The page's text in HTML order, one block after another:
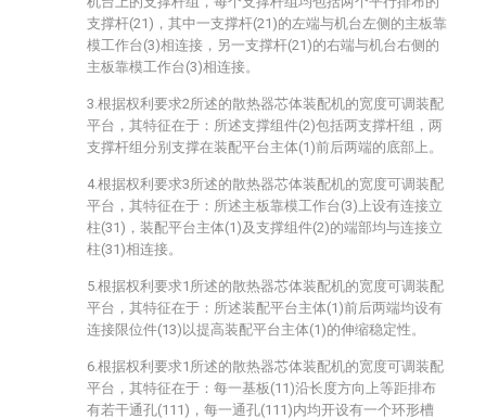
支撑杆(21)，其中一支撑杆(21)的左端与机台左侧的主板靠
模工作台(3)相连接，另一支撑杆(21)的右端与机台右侧的
主板靠模工作台(3)相连接。
3.根据权利要求2所述的散热器芯体装配机的宽度可调装配
平台，其特征在于：所述支撑组件(2)包括两支撑杆组，两
支撑杆组分别支撑在装配平台主体(1)前后两端的底部上。
4.根据权利要求3所述的散热器芯体装配机的宽度可调装配
平台，其特征在于：所述主板靠模工作台(3)上设有连接立
柱(31)，装配平台主体(1)及支撑组件(2)的端部均与连接立
柱(31)相连接。
5.根据权利要求1所述的散热器芯体装配机的宽度可调装配
平台，其特征在于：所述装配平台主体(1)前后两端均设有
连接限位件(13)以提高装配平台主体(1)的伸缩稳定性。
6.根据权利要求1所述的散热器芯体装配机的宽度可调装配
平台，其特征在于：每一基板(11)沿长度方向上等距排布
有若干通孔(111)，每一通孔(111)内均开设有一个环形槽